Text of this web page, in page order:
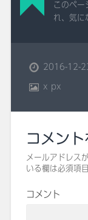
このペー
れ、気に
2016-12-
x px
コメント
メールアドレス
いる欄は必須項
コメント